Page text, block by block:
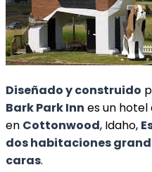
Diseñado y construido
Bark Park Inn es un
en Cottonwood, Idaho,
dos habitaciones
caras.